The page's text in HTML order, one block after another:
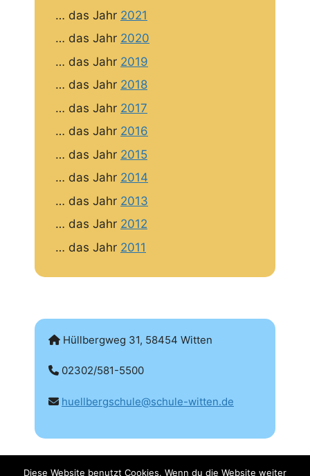
… das Jahr 2021
… das Jahr 2020
… das Jahr 2019
… das Jahr 2018
… das Jahr 2017
… das Jahr 2016
… das Jahr 2015
… das Jahr 2014
… das Jahr 2013
… das Jahr 2012
… das Jahr 2011
Hüllbergweg 31, 58454 Witten
02302/581-5500
huellbergschule@schule-witten.de
Diese Website benutzt Cookies. Wenn du die Website weiter